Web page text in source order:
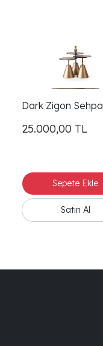
Dark Zigon Sehpa
25.000,00 TL